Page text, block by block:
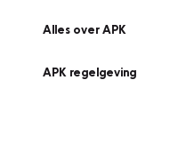
Alles over APK
APK regelgeving